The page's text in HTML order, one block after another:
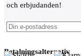
och erbjudanden!
Betalningsalternativ